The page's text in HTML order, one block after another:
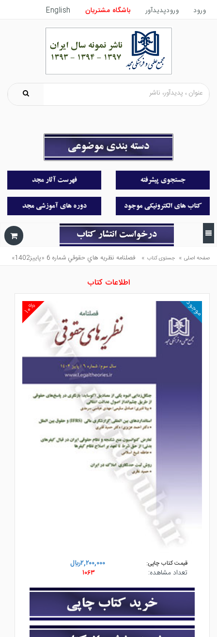
ورود ورودپدیدآور باشگاه مشتریان English
صفحه اصلی » جستوی کتاب » فصلنامه نظريه هاي حقوقي شماره 6 «پاييز1402»
اطلاعات کتاب
۱۰% موجود
قیمت کتاب چاپی:
۲,۲۰۰,۰۰۰ريال
تعداد مشاهده:
۱۰۶۳